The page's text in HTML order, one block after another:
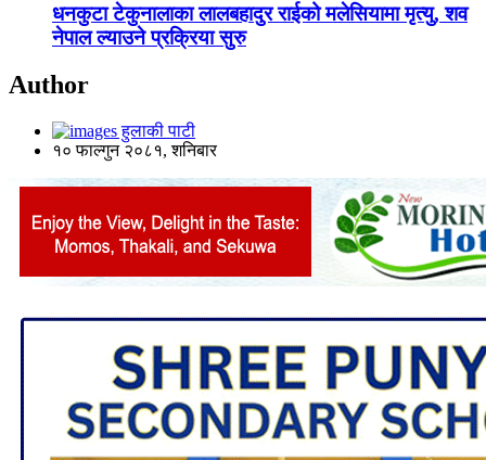
धनकुटा टेकुनालाका लालबहादुर राईको मलेसियामा मृत्यु, शव
नेपाल ल्याउने प्रक्रिया सुरु
Author
हुलाकी पाटी
१० फाल्गुन २०८१, शनिबार